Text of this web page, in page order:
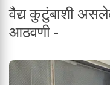
वैद्य कुटुंबाशी
आठवणी -